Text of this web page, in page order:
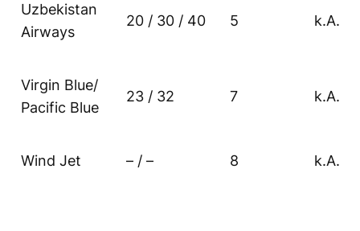
Uzbekistan
Airways
20 / 30 / 40 5 k.A.
Virgin Blue/
Pacific Blue
23 / 32 7 k.A.
Wind Jet – / – 8 k.A.